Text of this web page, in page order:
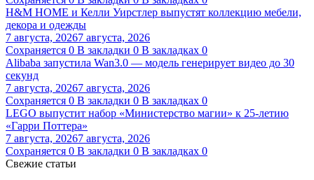
H&M HOME и Келли Уирстлер выпустят коллекцию мебели,
декора и одежды
7 августа, 20267 августа, 2026
Сохраняется 0 В закладки 0 В закладках 0
Alibaba запустила Wan3.0 — модель генерирует видео до 30
секунд
7 августа, 20267 августа, 2026
Сохраняется 0 В закладки 0 В закладках 0
LEGO выпустит набор «Министерство магии» к 25-летию
«Гарри Поттера»
7 августа, 20267 августа, 2026
Сохраняется 0 В закладки 0 В закладках 0
Свежие статьи